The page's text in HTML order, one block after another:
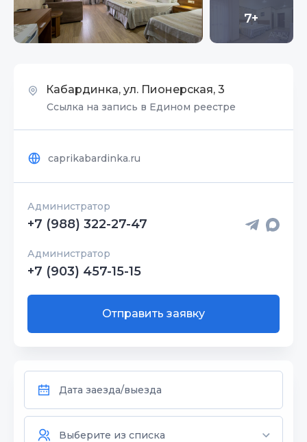
7+
Кабардинка, ул. Пионерская, 3
Ссылка на запись в Едином реестре
caprikabardinka.ru
Администратор
+7 (988) 322-27-47
Администратор
+7 (903) 457-15-15
Отправить заявку